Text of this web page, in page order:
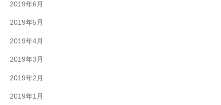
2019年6月
2019年5月
2019年4月
2019年3月
2019年2月
2019年1月